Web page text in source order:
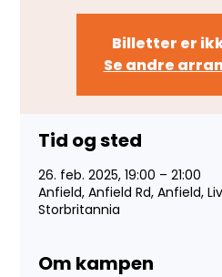
Billetter er
Se andre
Tid og sted
26. feb. 2025, 19:00 – 21:00
Anfield, Anfield Rd, Anfield,
Storbritannia
Om kampen